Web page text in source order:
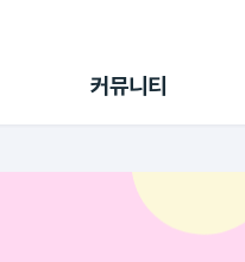
커뮤니티
랭킹
초대보너스
수익 Live